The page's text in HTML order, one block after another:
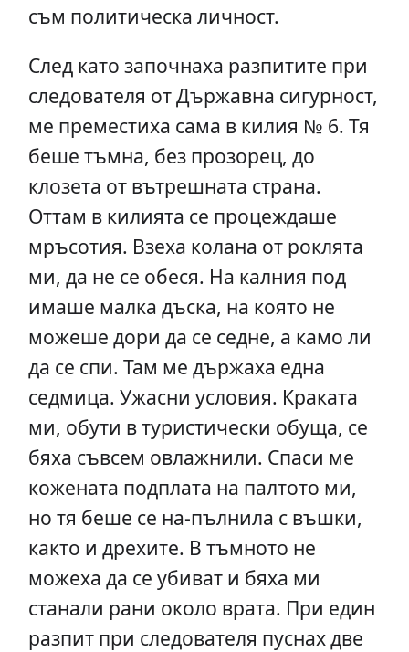
съм политическа личност.
След като започнаха разпитите при
следователя от Държавна сигурност,
ме преместиха сама в килия № 6. Тя
беше тъмна, без прозорец, до
клозета от вътрешната страна.
Оттам в килията се процеждаше
мръсотия. Взеха колана от роклята
ми, да не се обеся. На калния под
имаше малка дъска, на която не
можеше дори да се седне, a камо ли
да се спи. Там ме държаха една
седмица. Ужасни условия. Краката
ми, обути в туристически обуща, се
бяха съвсем овлажнили. Спаси ме
кожената подплата на палтото ми,
но тя беше се на-пълнила с въшки,
както и дрехите. В тъмното не
можеха да се убиват и бяха ми
станали рани около врата. При един
разпит при следователя пуснах две